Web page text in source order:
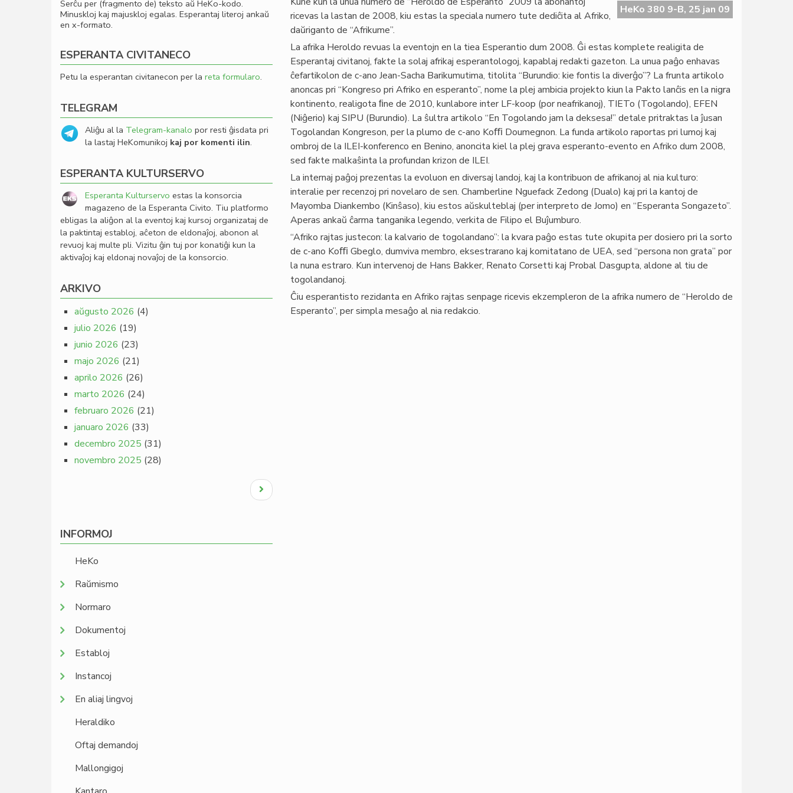
HeKo 380 9-B, 25 jan 09
ricevas la lastan de 2008, kiu estas la speciala numero tute dediĉita al Afriko,
daŭriganto de “Afrikume”.
La afrika Heroldo revuas la eventojn en la tiea Esperantio dum 2008. Ĝi estas komplete realigita de
Esperantaj civitanoj, fakte la solaj afrikaj esperantologoj, kapablaj redakti gazeton. La unua paĝo enhavas
ĉefartikolon de c-ano Jean-Sacha Barikumutima, titolita “Burundio: kie fontis la diverĝo”? La frunta artikolo
anoncas pri “Kongreso pri Afriko en esperanto”, nome la plej ambicia projekto kiun la Pakto lanĉis en la nigra
kontinento, realigota ﬁne de 2010, kunlabore inter LF-koop (por neafrikanoj), TIETo (Togolando), EFEN
(Niĝerio) kaj SIPU (Burundio). La ŝultra artikolo “En Togolando jam la deksesa!” detale pritraktas la ĵusan
Togolandan Kongreson, per la plumo de c-ano Koﬃ Doumegnon. La funda artikolo raportas pri lumoj kaj
ombroj de la ILEI-konferenco en Benino, anoncita kiel la plej grava esperanto-evento en Afriko dum 2008,
sed fakte malkaŝinta la profundan krizon de ILEI.
La internaj paĝoj prezentas la evoluon en diversaj landoj, kaj la kontribuon de afrikanoj al nia kulturo:
interalie per recenzoj pri novelaro de sen. Chamberline Nguefack Zedong (Dualo) kaj pri la kantoj de
Mayomba Diankembo (Kinŝaso), kiu estos aŭskulteblaj (per interpreto de Jomo) en “Esperanta Songazeto”.
Aperas ankaŭ ĉarma tanganika legendo, verkita de Filipo el Buĵumburo.
“Afriko rajtas justecon: la kalvario de togolandano”: la kvara paĝo estas tute okupita per dosiero pri la sorto
de c-ano Koﬃ Gbeglo, dumviva membro, eksestrarano kaj komitatano de UEA, sed “persona non grata” por
la nuna estraro. Kun intervenoj de Hans Bakker, Renato Corsetti kaj Probal Dasgupta, aldone al tiu de
togolandanoj.
Ĉiu esperantisto rezidanta en Afriko rajtas senpage ricevis ekzempleron de la afrika numero de “Heroldo de
Esperanto”, per simpla mesaĝo al nia redakcio.
Serĉu per (fragmento de) teksto aŭ HeKo-kodo.
Minuskloj kaj majuskloj egalas. Esperantaj literoj ankaŭ
en x-formato.
ESPERANTA CIVITANECO
Petu la esperantan civitanecon per la reta formularo.
TELEGRAM
Aliĝu al la Telegram-kanalo por resti ĝisdata pri
la lastaj HeKomunikoj kaj por komenti ilin.
ESPERANTA KULTURSERVO
Esperanta Kulturservo estas la konsorcia
magazeno de la Esperanta Civito. Tiu platformo
ebligas la aliĝon al la eventoj kaj kursoj organizataj de
la paktintaj establoj, aĉeton de eldonaĵoj, abonon al
revuoj kaj multe pli. Vizitu ĝin tuj por konatiĝi kun la
aktivaĵoj kaj eldonaj novaĵoj de la konsorcio.
ARKIVO
aŭgusto 2026 (4)
julio 2026 (19)
junio 2026 (23)
majo 2026 (21)
aprilo 2026 (26)
marto 2026 (24)
februaro 2026 (21)
januaro 2026 (33)
decembro 2025 (31)
novembro 2025 (28)
Next
page
INFORMOJ
HeKo
Raŭmismo
Normaro
Dokumentoj
Establoj
Instancoj
En aliaj lingvoj
Heraldiko
Oftaj demandoj
Mallongigoj